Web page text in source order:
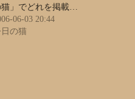
」でどれを掲載…
06-03 20:44
の猫